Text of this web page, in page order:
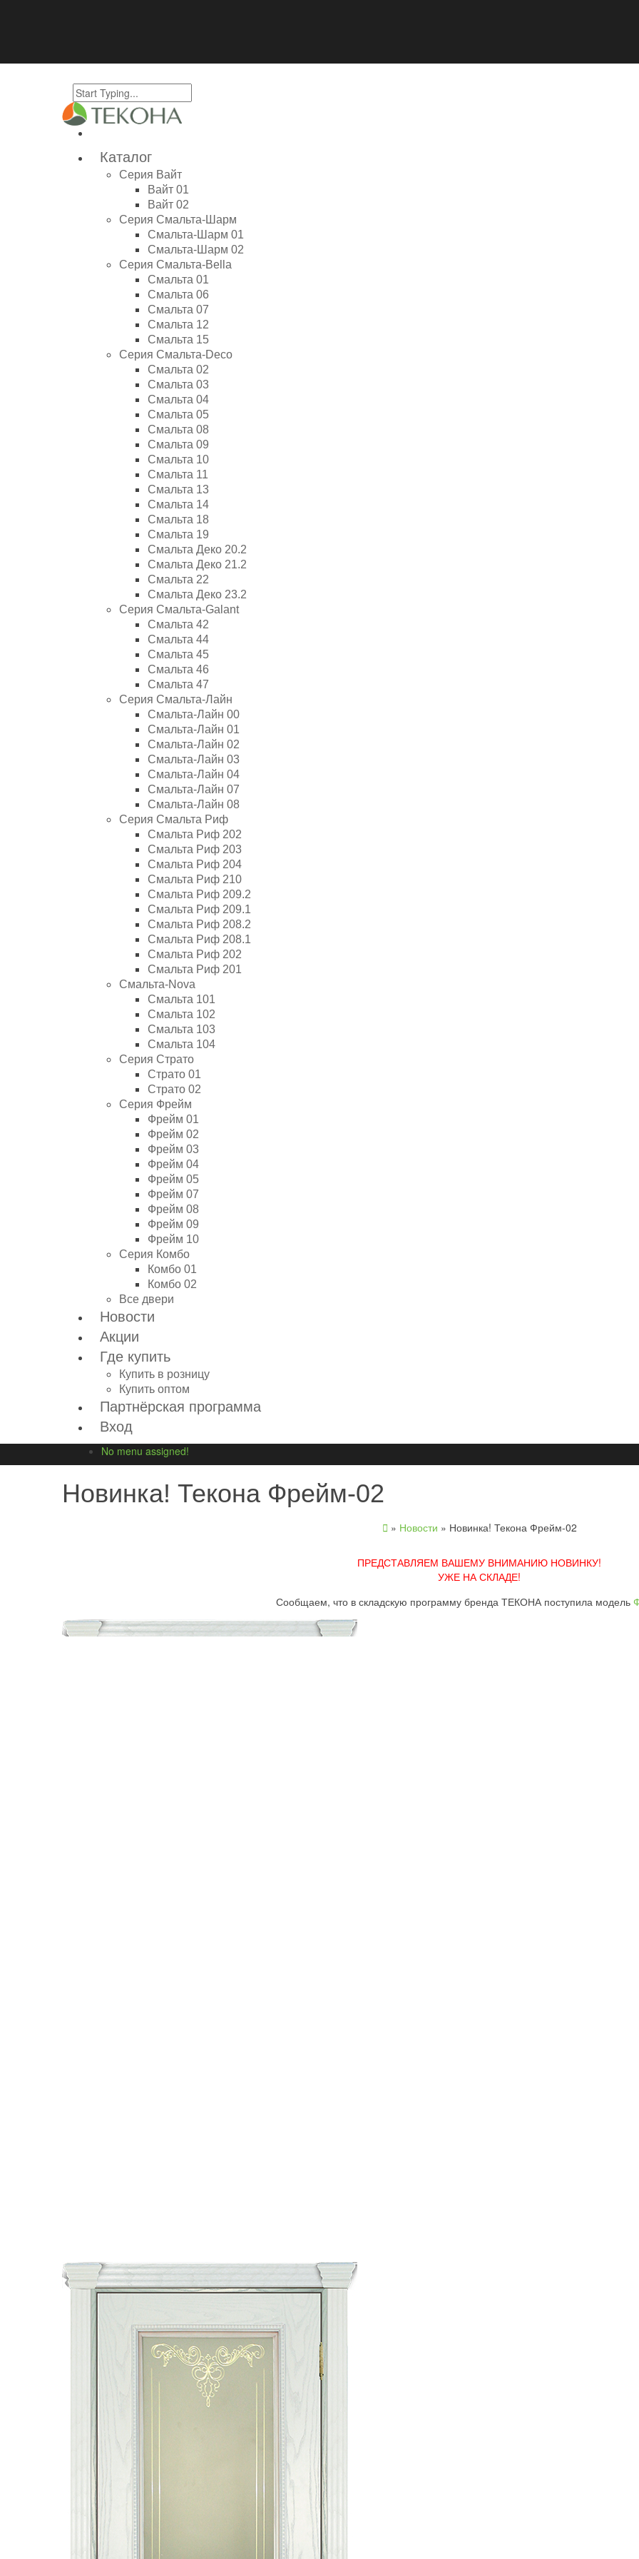
Каталог
Серия Вайт
Вайт 01
Вайт 02
Серия Смальта-Шарм
Смальта-Шарм 01
Смальта-Шарм 02
Серия Смальта-Bella
Смальта 01
Смальта 06
Смальта 07
Смальта 12
Смальта 15
Серия Смальта-Deco
Смальта 02
Смальта 03
Смальта 04
Смальта 05
Смальта 08
Смальта 09
Смальта 10
Смальта 11
Смальта 13
Смальта 14
Смальта 18
Смальта 19
Смальта Деко 20.2
Смальта Деко 21.2
Смальта 22
Смальта Деко 23.2
Серия Смальта-Galant
Смальта 42
Смальта 44
Смальта 45
Смальта 46
Смальта 47
Серия Смальта-Лайн
Смальта-Лайн 00
Смальта-Лайн 01
Смальта-Лайн 02
Смальта-Лайн 03
Смальта-Лайн 04
Смальта-Лайн 07
Смальта-Лайн 08
Серия Смальта Риф
Смальта Риф 202
Смальта Риф 203
Смальта Риф 204
Смальта Риф 210
Смальта Риф 209.2
Смальта Риф 209.1
Смальта Риф 208.2
Смальта Риф 208.1
Смальта Риф 202
Смальта Риф 201
Смальта-Nova
Смальта 101
Смальта 102
Смальта 103
Смальта 104
Серия Страто
Страто 01
Страто 02
Серия Фрейм
Фрейм 01
Фрейм 02
Фрейм 03
Фрейм 04
Фрейм 05
Фрейм 07
Фрейм 08
Фрейм 09
Фрейм 10
Серия Комбо
Комбо 01
Комбо 02
Все двери
Новости
Акции
Где купить
Купить в розницу
Купить оптом
Партнёрская программа
Вход
No menu assigned!
Новинка! Текона Фрейм-02
» Новости » Новинка! Текона Фрейм-02
ПРЕДСТАВЛЯЕМ ВАШЕМУ ВНИМАНИЮ НОВИНКУ!
УЖЕ НА СКЛАДЕ!
Сообщаем, что в складскую программу бренда ТЕКОНА поступила модель